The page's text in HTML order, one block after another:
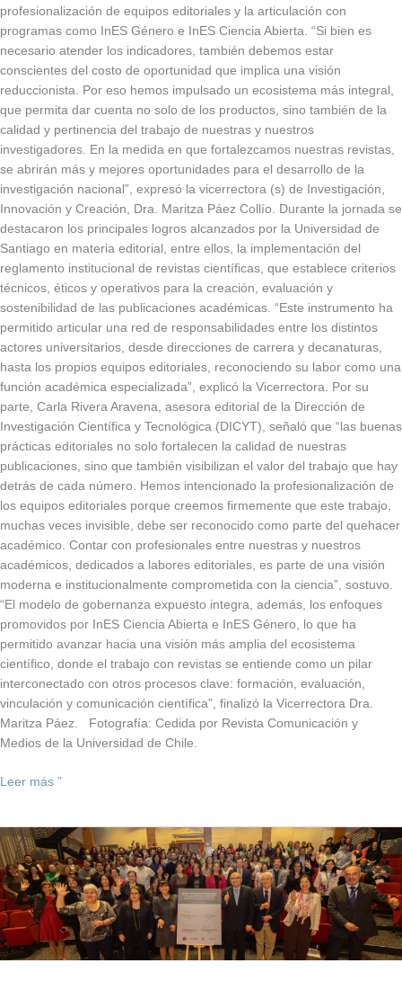
profesionalización de equipos editoriales y la articulación con
programas como InES Género e InES Ciencia Abierta. “Si bien es
necesario atender los indicadores, también debemos estar
conscientes del costo de oportunidad que implica una visión
reduccionista. Por eso hemos impulsado un ecosistema más integral,
que permita dar cuenta no solo de los productos, sino también de la
calidad y pertinencia del trabajo de nuestras y nuestros
investigadores. En la medida en que fortalezcamos nuestras revistas,
se abrirán más y mejores oportunidades para el desarrollo de la
investigación nacional”, expresó la vicerrectora (s) de Investigación,
Innovación y Creación, Dra. Maritza Páez Collío. Durante la jornada se
destacaron los principales logros alcanzados por la Universidad de
Santiago en materia editorial, entre ellos, la implementación del
reglamento institucional de revistas científicas, que establece criterios
técnicos, éticos y operativos para la creación, evaluación y
sostenibilidad de las publicaciones académicas. “Este instrumento ha
permitido articular una red de responsabilidades entre los distintos
actores universitarios, desde direcciones de carrera y decanaturas,
hasta los propios equipos editoriales, reconociendo su labor como una
función académica especializada”, explicó la Vicerrectora. Por su
parte, Carla Rivera Aravena, asesora editorial de la Dirección de
Investigación Científica y Tecnológica (DICYT), señaló que “las buenas
prácticas editoriales no solo fortalecen la calidad de nuestras
publicaciones, sino que también visibilizan el valor del trabajo que hay
detrás de cada número. Hemos intencionado la profesionalización de
los equipos editoriales porque creemos firmemente que este trabajo,
muchas veces invisible, debe ser reconocido como parte del quehacer
académico. Contar con profesionales entre nuestras y nuestros
académicos, dedicados a labores editoriales, es parte de una visión
moderna e institucionalmente comprometida con la ciencia”, sostuvo.
“El modelo de gobernanza expuesto integra, además, los enfoques
promovidos por InES Ciencia Abierta e InES Género, lo que ha
permitido avanzar hacia una visión más amplia del ecosistema
científico, donde el trabajo con revistas se entiende como un pilar
interconectado con otros procesos clave: formación, evaluación,
vinculación y comunicación científica”, finalizó la Vicerrectora Dra.
Maritza Páez. Fotografía: Cedida por Revista Comunicación y
Medios de la Universidad de Chile.
Leer más ”
Usach
fortalece
la
integración
de
su
producción